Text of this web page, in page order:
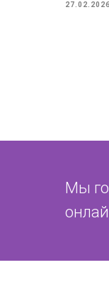
27.02.2026
Мы